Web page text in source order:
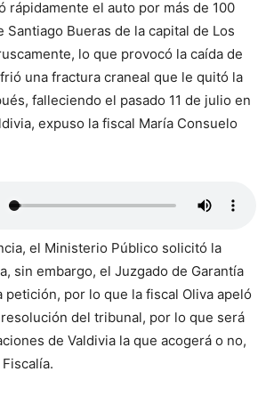
rápidamente el auto por más de 100
Santiago Bueras de la capital de Los
lo que provocó la caída de
una fractura craneal que le quitó la
falleciendo el pasado 11 de julio en
expuso la fiscal María Consuelo
el Ministerio Público solicitó la
sin embargo, el Juzgado de Garantía
petición, por lo que la fiscal Oliva apeló
del tribunal, por lo que será
de Valdivia la que acogerá o no,